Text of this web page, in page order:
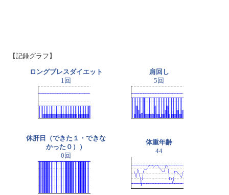
【記録グラフ】
ロングブレスダイエット
1回
肩回し
5回
休肝日（できた１・できな
かった０））
0回
体重年齢
44